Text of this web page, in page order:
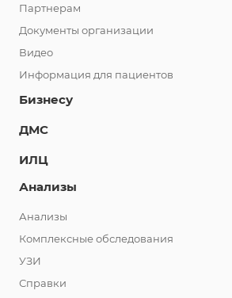
Партнерам
Документы организации
Видео
Информация для пациентов
Бизнесу
ДМС
ИЛЦ
Анализы
Анализы
Комплексные обследования
УЗИ
Справки